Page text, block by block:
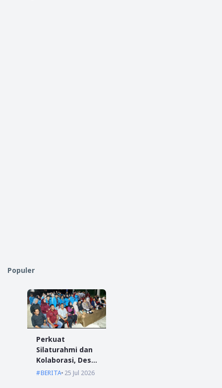
Populer
Perkuat
Silaturahmi dan
Kolaborasi, Desa
Antibar Sambut
BERITA 25 Jul 2026